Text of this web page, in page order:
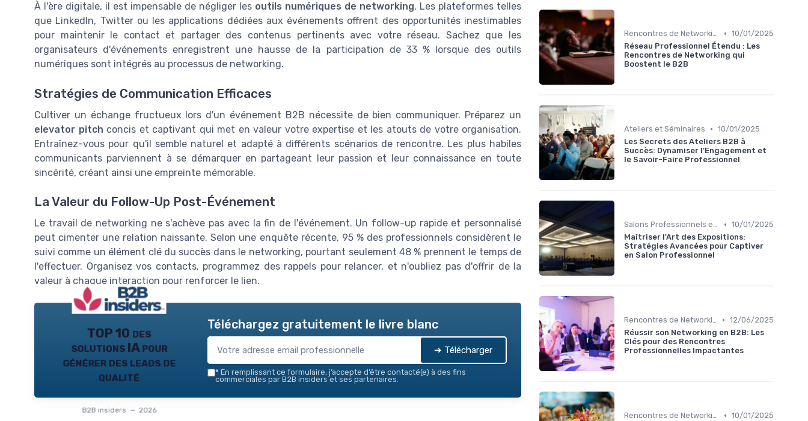
À l'ère digitale, il est impensable de négliger les outils numériques de networking. Les plateformes telles
que LinkedIn, Twitter ou les applications dédiées aux événements offrent des opportunités inestimables
pour maintenir le contact et partager des contenus pertinents avec votre réseau. Sachez que les
organisateurs d'événements enregistrent une hausse de la participation de 33 % lorsque des outils
numériques sont intégrés au processus de networking.
Stratégies de Communication Efficaces
Cultiver un échange fructueux lors d'un événement B2B nécessite de bien communiquer. Préparez un
elevator pitch concis et captivant qui met en valeur votre expertise et les atouts de votre organisation.
Entraînez-vous pour qu'il semble naturel et adapté à différents scénarios de rencontre. Les plus habiles
communicants parviennent à se démarquer en partageant leur passion et leur connaissance en toute
sincérité, créant ainsi une empreinte mémorable.
La Valeur du Follow-Up Post-Événement
Le travail de networking ne s'achève pas avec la fin de l'événement. Un follow-up rapide et personnalisé
peut cimenter une relation naissante. Selon une enquête récente, 95 % des professionnels considèrent le
suivi comme un élément clé du succès dans le networking, pourtant seulement 48 % prennent le temps de
l'effectuer. Organisez vos contacts, programmez des rappels pour relancer, et n'oubliez pas d'offrir de la
valeur à chaque interaction pour renforcer le lien.
TOP 10 des
solutions IA pour
générer des leads de
qualité
B2B insiders — 2026
Téléchargez gratuitement le livre blanc
➔ Télécharger
* En remplissant ce formulaire, j’accepte d’être contacté(e) à des fins
commerciales par B2B insiders et ses partenaires.
Rencontres de Networking • 10/01/2025
Réseau Professionnel Étendu : Les
Rencontres de Networking qui
Boostent le B2B
Ateliers et Séminaires • 10/01/2025
Les Secrets des Ateliers B2B à
Succès: Dynamiser l’Engagement et
le Savoir-Faire Professionnel
Salons Professionnels et Expositions • 10/01/2025
Maîtriser l'Art des Expositions:
Stratégies Avancées pour Captiver
en Salon Professionnel
Rencontres de Networking • 12/06/2025
Réussir son Networking en B2B: Les
Clés pour des Rencontres
Professionnelles Impactantes
Rencontres de Networking • 10/01/2025